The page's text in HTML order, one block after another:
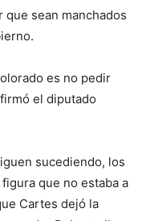
sean manchados
es no pedir
el diputado
sucediendo, los
que no estaba a
Cartes dejó la